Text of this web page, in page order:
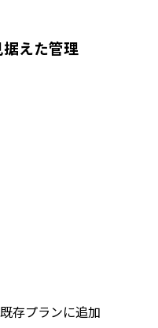
えた管理
存プランに追加